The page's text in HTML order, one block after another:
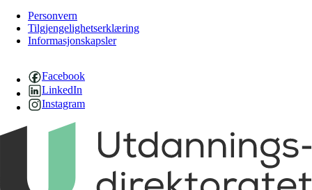
Personvern
Tilgjengelighetserklæring
Informasjonskapsler
Facebook
LinkedIn
Instagram